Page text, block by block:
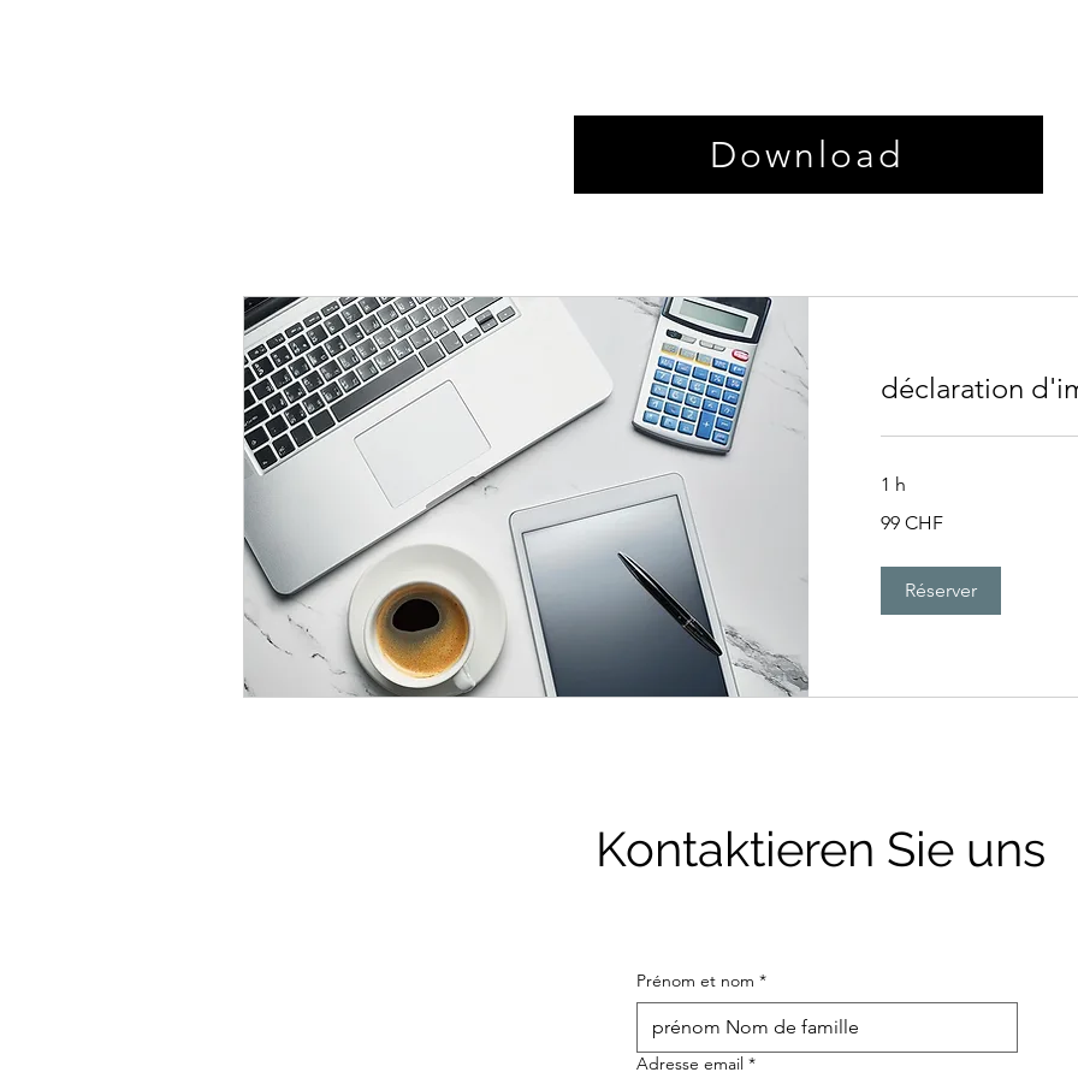
Download
déclaration
1 h
francs
99 CHF
Réserver
Kontaktieren Sie uns
Prénom et nom *
Adresse email *